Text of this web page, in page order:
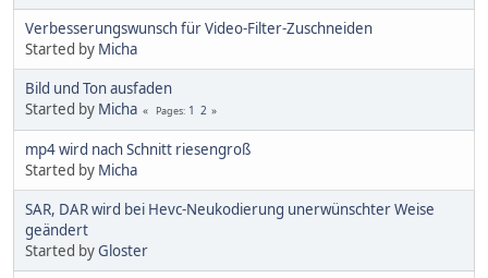
Verbesserungswunsch für Video-Filter-Zuschneiden
Started by Micha
Bild und Ton ausfaden
Started by Micha Pages 1 2
mp4 wird nach Schnitt riesengroß
Started by Micha
SAR, DAR wird bei Hevc-Neukodierung unerwünschter Weise
geändert
Started byGloster